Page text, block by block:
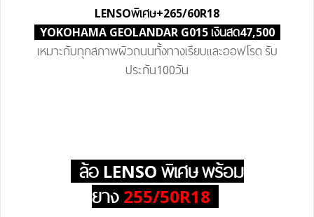
LENSOพิเศษ+265/60R18
YOKOHAMA GEOLANDAR G015 เงินสด47,500
เหมาะกับทุกสภาพผิวถนนทั้งทางเรียบและออฟโรด รับ
ประกัน100วัน
ล้อ LENSO พิเศษพร้อม
ยาง 255/50R18